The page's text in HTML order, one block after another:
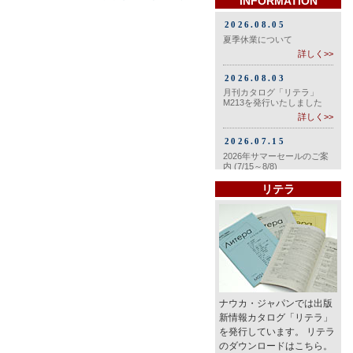
リテラ
ナウカ・ジャパンでは出版
新情報カタログ「リテラ」
を発行しています。 リテラ
のダウンロードはこちら。